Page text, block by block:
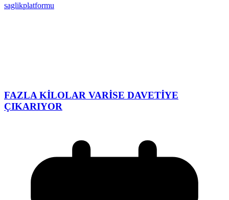
saglikplatformu
FAZLA KİLOLAR VARİSE DAVETİYE
ÇIKARIYOR